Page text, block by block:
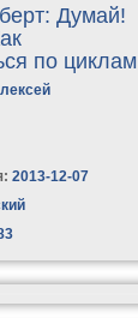
Думай!
по циклам
2013-12-07